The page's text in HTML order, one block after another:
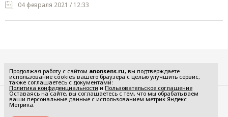
04 февраля 2021 / 12:33
Редакция
Реклама
Продолжая работу с сайтом anonsens.ru, вы подтверждаете
использование cookies вашего браузера с целью улучшить сервис,
также соглашаетесь с документами:
Политика конфиденциальности и Пользовательское соглашение
Оставаясь на сайте, вы соглашаетесь с тем, что мы обрабатываем
ваши персональные данные с использованием метрик Яндекс
Метрика.